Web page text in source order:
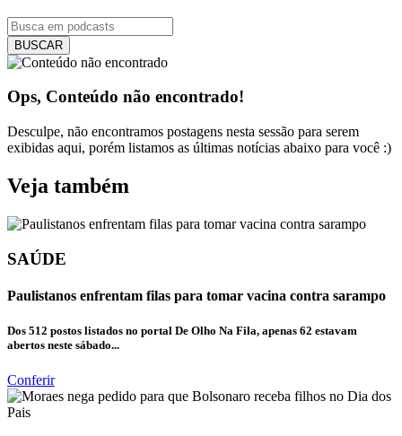
BUSCAR
Ops, Conteúdo não encontrado!
Desculpe, não encontramos postagens nesta sessão para serem
exibidas aqui, porém listamos as últimas notícias abaixo para você :)
Veja também
SAÚDE
Paulistanos enfrentam filas para tomar vacina contra sarampo
Dos 512 postos listados no portal De Olho Na Fila, apenas 62 estavam
abertos neste sábado...
Conferir